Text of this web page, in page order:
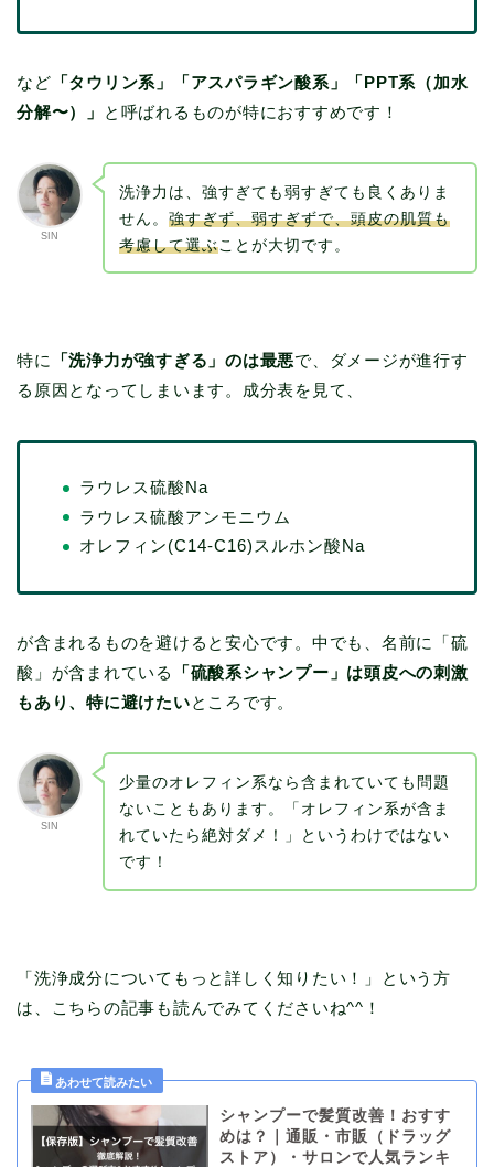
など 「タウリン系」「アスパラギン酸系」「PPT系（加水
分解〜）」
と呼ばれるものが特におすすめです！
SIN
洗浄力は、強すぎても弱すぎても良くありま
せん。 強すぎず、弱すぎずで、頭皮の肌質も
考慮して選ぶことが大切です。
特に 「洗浄力が強すぎる」のは最悪で、ダメージが進行す
る原因となってしまいます。成分表を見て、
ラウレス硫酸Na
ラウレス硫酸アンモニウム
オレフィン(C14-C16)スルホン酸Na
が含まれるものを避けると安心です。中でも、名前に「硫
酸」が含まれている
「硫酸系シャンプー」は頭皮への刺激
もあり、特に避けたいところです。
SIN
少量のオレフィン系なら含まれていても問題
ないこともあります。「オレフィン系が含ま
れていたら絶対ダメ！」というわけではない
です！
「洗浄成分についてもっと詳しく知りたい！」という方
は、こちらの記事も読んでみてくださいね^^！
シャンプーで髪質改善！おすす
めは？｜通販・市販（ドラッグ
ストア）・サロンで人気ランキ